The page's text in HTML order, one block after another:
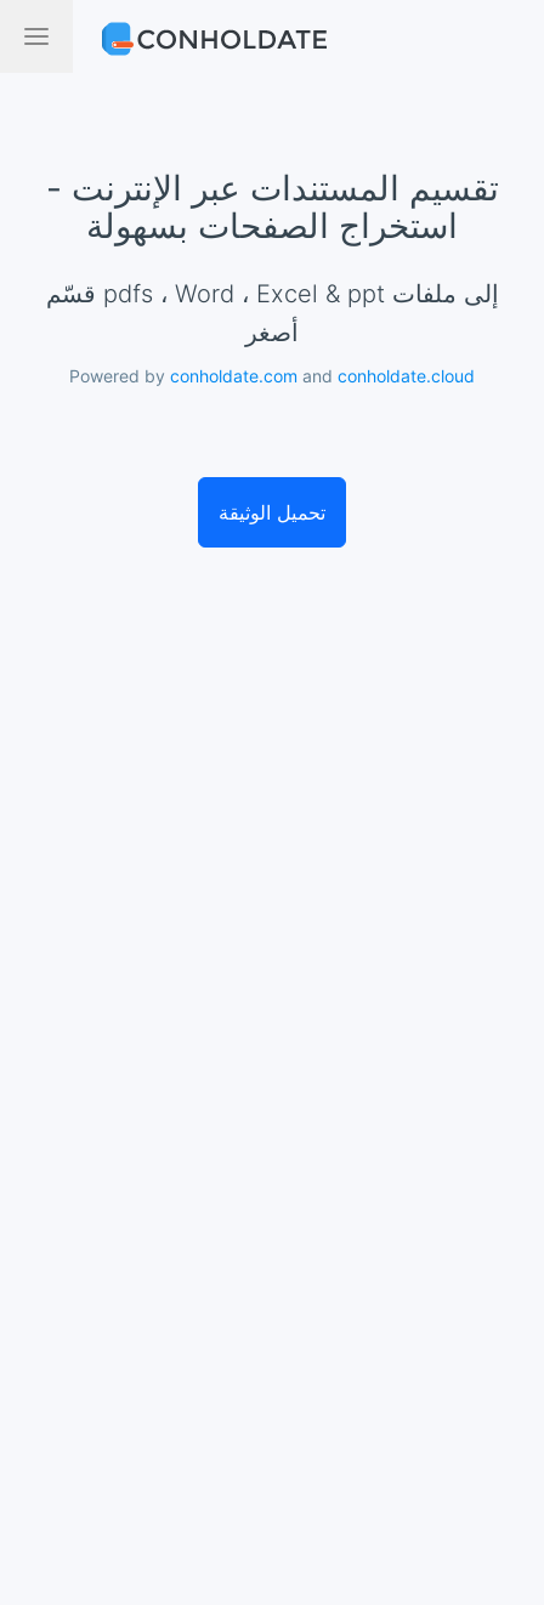
تقسيم المستندات عبر الإنترنت -
استخراج الصفحات بسهولة
قسّم pdfs ، Word ، Excel & ppt إلى ملفات
أصغر
Powered by conholdate.com and conholdate.cloud
تحميل الوثيقة